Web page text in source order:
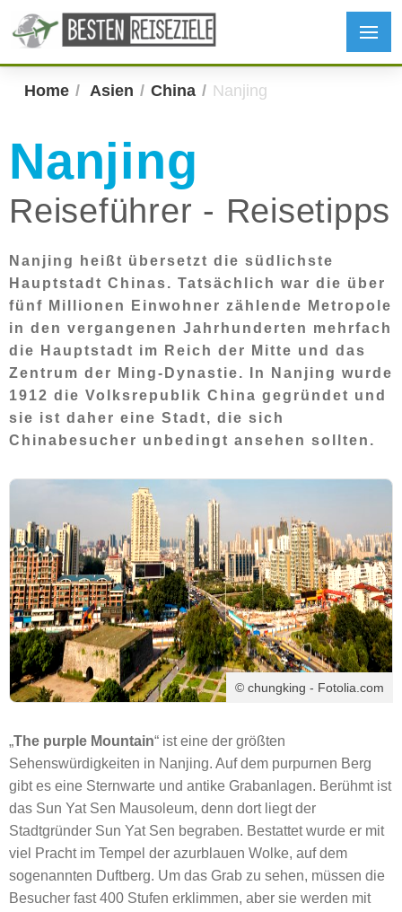
Home Asien China Nanjing
Nanjing
Reiseführer - Reisetipps
Nanjing heißt übersetzt die südlichste
Hauptstadt Chinas. Tatsächlich war die über
fünf Millionen Einwohner zählende Metropole
in den vergangenen Jahrhunderten mehrfach
die Hauptstadt im Reich der Mitte und das
Zentrum der Ming-Dynastie. In Nanjing wurde
1912 die Volksrepublik China gegründet und
sie ist daher eine Stadt, die sich
Chinabesucher unbedingt ansehen sollten.
© chungking - Fotolia.com
„The purple Mountain“ ist eine der größten
Sehenswürdigkeiten in Nanjing. Auf dem purpurnen Berg
gibt es eine Sternwarte und antike Grabanlagen. Berühmt ist
das Sun Yat Sen Mausoleum, denn dort liegt der
Stadtgründer Sun Yat Sen begraben. Bestattet wurde er mit
viel Pracht im Tempel der azurblauen Wolke, auf dem
sogenannten Duftberg. Um das Grab zu sehen, müssen die
Besucher fast 400 Stufen erklimmen, aber sie werden mit